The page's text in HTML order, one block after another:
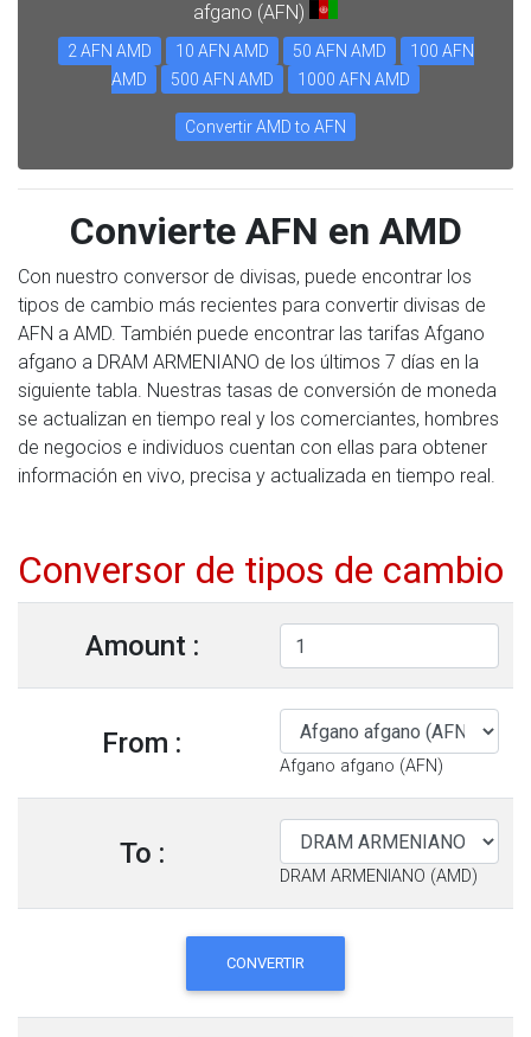
afgano (AFN)
2 AFN AMD 10 AFN AMD 50 AFN AMD
100 AFN
AMD
500 AFN AMD 1000 AFN AMD
Convertir AMD to AFN
Convierte AFN en AMD
Con nuestro conversor de divisas, puede encontrar los
tipos de cambio más recientes para convertir divisas de
AFN a AMD. También puede encontrar las tarifas Afgano
afgano a DRAM ARMENIANO de los últimos 7 días en la
siguiente tabla. Nuestras tasas de conversión de moneda
se actualizan en tiempo real y los comerciantes, hombres
de negocios e individuos cuentan con ellas para obtener
información en vivo, precisa y actualizada en tiempo real.
Conversor de tipos de cambio
Amount :
From :
Afgano afgano (AFN)
To :
DRAM ARMENIANO (AMD)
CONVERTIR